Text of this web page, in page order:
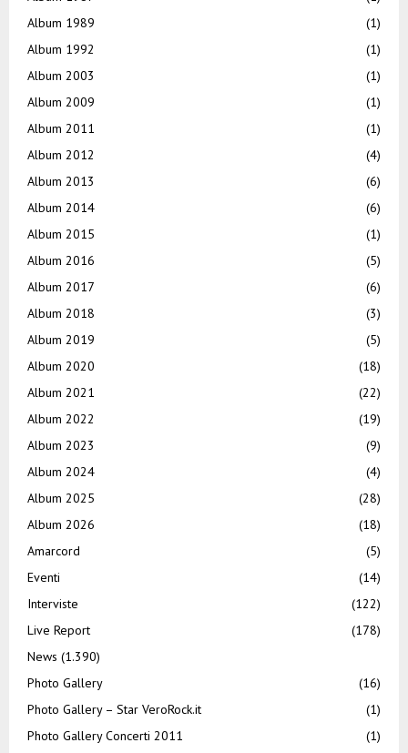
Album 1989
(1)
Album 1992
(1)
Album 2003
(1)
Album 2009
(1)
Album 2011
(1)
Album 2012
(4)
Album 2013
(6)
Album 2014
(6)
Album 2015
(1)
Album 2016
(5)
Album 2017
(6)
Album 2018
(3)
Album 2019
(5)
Album 2020
(18)
Album 2021
(22)
Album 2022
(19)
Album 2023
(9)
Album 2024
(4)
Album 2025
(28)
Album 2026
(18)
Amarcord
(5)
Eventi
(14)
Interviste
(122)
Live Report
(178)
News (1.390)
Photo Gallery
(16)
Photo Gallery – Star VeroRock.it
(1)
Photo Gallery Concerti 2011
(1)